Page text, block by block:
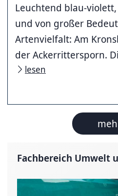
Leuchtend blau-
und von großer
Artenvielfalt: Am
der Ackerrittersporn.
lesen
Fachbereich Umwelt